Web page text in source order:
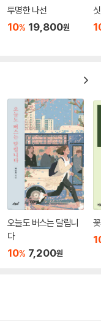
투명한 나선
10% 19,800원
오늘도 버스는 달립니
다
10% 7,200원